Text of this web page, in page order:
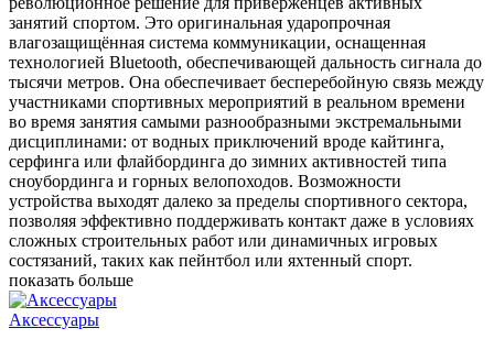
занятий спортом. Это оригинальная ударопрочная
влагозащищённая система коммуникации, оснащенная
технологией Bluetooth, обеспечивающей дальность сигнала до
тысячи метров. Она обеспечивает бесперебойную связь между
участниками спортивных мероприятий в реальном времени
во время занятия самыми разнообразными экстремальными
дисциплинами: от водных приключений вроде кайтинга,
серфинга или флайбординга до зимних активностей типа
сноубординга и горных велопоходов. Возможности
устройства выходят далеко за пределы спортивного сектора,
позволяя эффективно поддерживать контакт даже в условиях
сложных строительных работ или динамичных игровых
состязаний, таких как пейнтбол или яхтенный спорт.
показать больше
Аксессуары